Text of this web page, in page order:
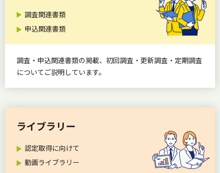
調査関連書類
申込関連書類
調査・申込関連書類の掲載、初回調査・更新調査・定期調査
についてご説明しています。
ライブラリー
認定取得に向けて
動画ライブラリー